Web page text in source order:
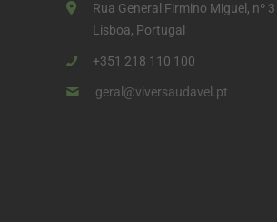
Rua General Firmino Miguel, nº
Lisboa, Portugal
+351 218 110 100
geral@viversaudavel.pt